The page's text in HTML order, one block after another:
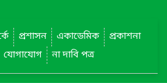
প্রশাসন একাডেমিক
প্রকাশনা
যোগাযোগ না দাবি পত্র